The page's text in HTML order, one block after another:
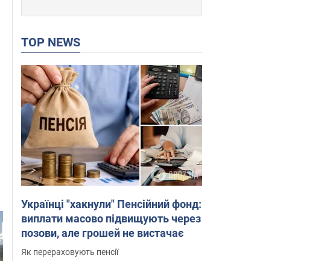
TOP NEWS
Українці "хакнули" Пенсійний фонд:
виплати масово підвищують через
позови, але грошей не вистачає
Як перераховують пенсії